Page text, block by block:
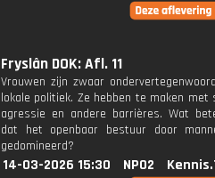
Fryslân DOK: Afl. 11
Vrouwen zijn zwaar
lokale politiek. Ze hebben te maken met
agressie en andere barrières. Wat
dat het openbaar bestuur door
gedomineerd?
14-03-2026 15:30 NPO2